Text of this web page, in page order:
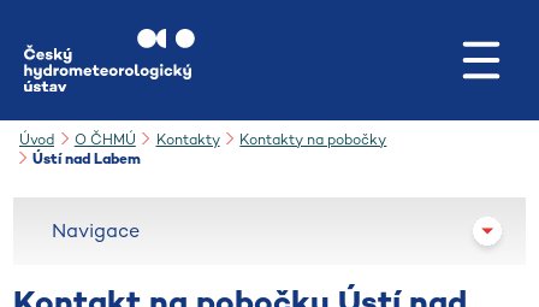
Úvod O ČHMÚ Kontakty
Kontakty na pobočky
Ústí nad Labem
Navigace